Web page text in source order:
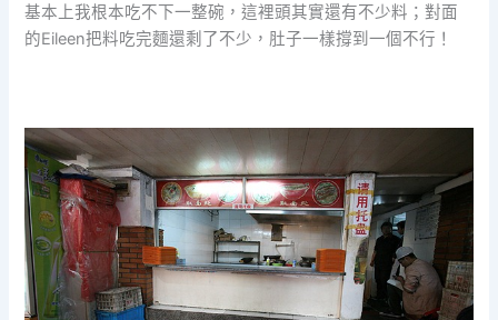
基本上我根本吃不下一整碗，這裡頭其實還有不少料；對面
的Eileen把料吃完麵還剩了不少，肚子一樣撐到一個不行！